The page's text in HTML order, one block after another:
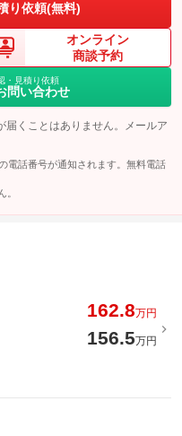
り依頼(無料)
オンライン
商談予約
・見積り依頼
問い合わせ
届くことはありません。メールア
電話番号が通知されます。無料電話
。
162.8万円
156.5万円